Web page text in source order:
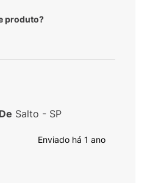
produto?
Enviado há 1 ano
De Salto - SP